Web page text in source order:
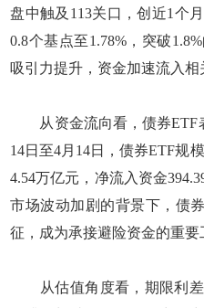
盘中触及113关口，创近1个
0.8个基点至1.78%，突破
吸引力提升，资金加速流入相
从资金流向看，债券ETF
14日至4月14日，债券ETF规
4.54万亿元，净流入资金
市场波动加剧的背景下，债
征，成为承接避险资金的重要
从估值角度看，期限利差